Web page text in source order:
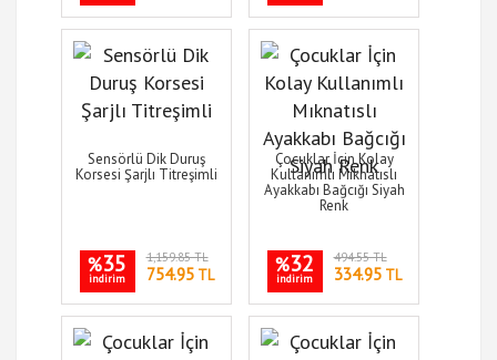
Sensörlü Dik Duruş
Korsesi Şarjlı Titreşimli
%35
indirim
1,159.85 TL
754.95TL
Çocuklar İçin Kolay
Kullanımlı Mıknatıslı
Ayakkabı Bağcığı Siyah
Renk
%32
indirim
494.55 TL
334.95TL